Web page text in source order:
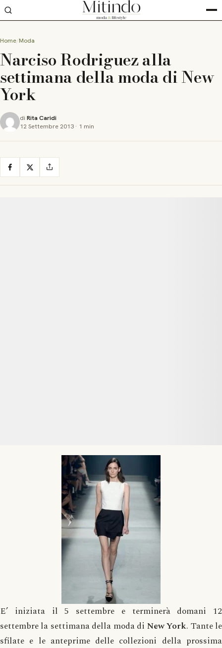
Home Moda
Narciso Rodriguez alla
settimana della moda di New
York
di Rita Caridi
12 Settembre 2013 · 1 min
E’ iniziata il 5 settembre e terminerà domani 12
settembre la settimana della moda di New York. Tante le
sfilate e le anteprime delle collezioni della prossima